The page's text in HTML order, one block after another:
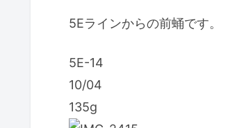
5Eラインからの前蛹です。
5E-14
10/04
135g